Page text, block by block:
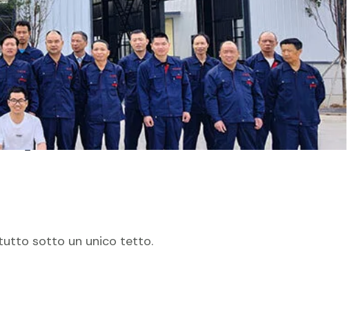
per il mondo
tutto sotto un unico tetto.